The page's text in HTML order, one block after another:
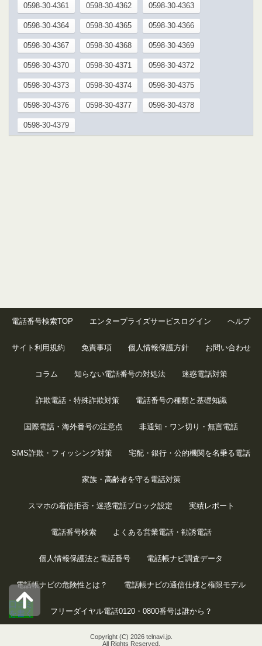
0598-30-4361 0598-30-4362 0598-30-4363
0598-30-4364 0598-30-4365 0598-30-4366
0598-30-4367 0598-30-4368 0598-30-4369
0598-30-4370 0598-30-4371 0598-30-4372
0598-30-4373 0598-30-4374 0598-30-4375
0598-30-4376 0598-30-4377 0598-30-4378
0598-30-4379
口コミ
を書く
電話番号検索TOP エンタープライズサービスログイン ヘルプ
サイト利用規約 免責事項 個人情報保護方針 お問い合わせ
コラム 知らない電話番号の対処法 迷惑電話対策
詐欺電話・特殊詐欺対策 電話番号の種類と基礎知識
国際電話・海外番号の注意点 非通知・ワン切り・無言電話
SMS詐欺・フィッシング対策 宅配・銀行・公的機関を名乗る電話
家族・高齢者を守る電話対策
スマホの着信拒否・迷惑電話ブロック設定 実績レポート
電話番号検索 よくある営業電話・勧誘電話
個人情報保護法と電話番号 電話帳ナビ調査データ
電話帳ナビの危険性とは？ 電話帳ナビの通信仕様と権限モデル
フリーダイヤル電話0120・0800番号は誰から？
Copyright (C) 2026 telnavi.jp.
All Rights Reserved.